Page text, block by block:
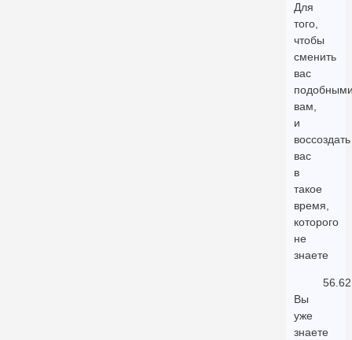
Для
того,
чтобы
сменить
вас
вам,
и
воссоздать
вас
в
такое
время,
которого
не
знаете
56.62
Вы
уже
знаете